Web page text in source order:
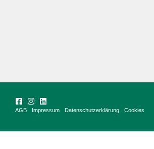
AGB Impressum Datenschutzerklärung Cookies